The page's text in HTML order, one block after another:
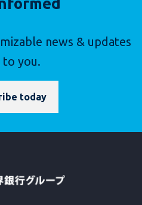
news & updates
to you.
today